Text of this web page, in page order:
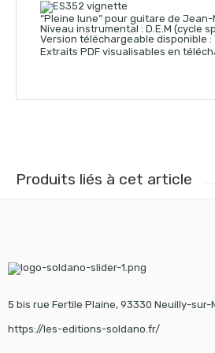
“Pleine lune” pour guitare de
Niveau instrumental : D.E.M (cycle
Version téléchargeable disponible :
Extraits PDF visualisables en
Produits liés à cet article
5 bis rue Fertile Plaine, 93330 Neuilly-sur-
https://les-editions-soldano.fr/